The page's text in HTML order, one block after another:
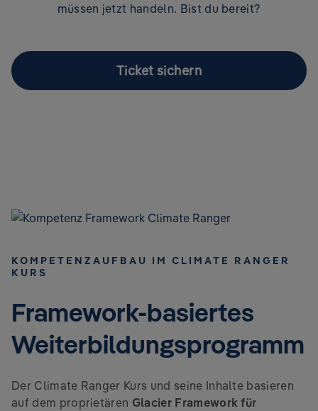
müssen jetzt handeln. Bist du bereit?
Ticket sichern
KOMPETENZAUFBAU IM CLIMATE RANGER
KURS
Framework-basiertes
Weiterbildungsprogramm
Der Climate Ranger Kurs und seine Inhalte basieren
auf dem proprietären Glacier Framework für